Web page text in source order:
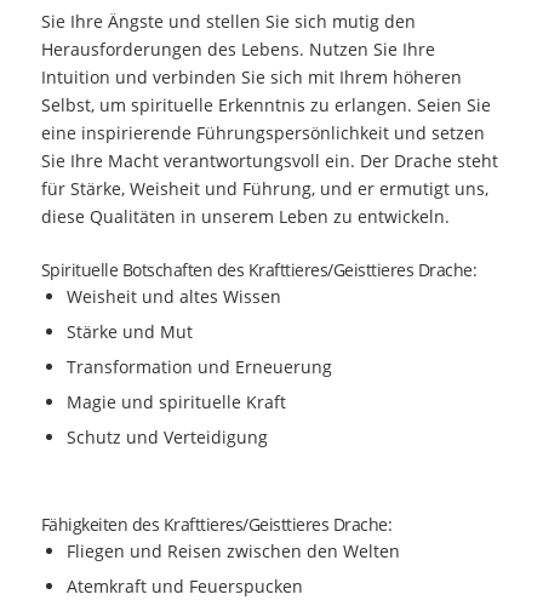
Sie Ihre Ängste und stellen Sie sich mutig den
Herausforderungen des Lebens. Nutzen Sie Ihre
Intuition und verbinden Sie sich mit Ihrem höheren
Selbst, um spirituelle Erkenntnis zu erlangen. Seien Sie
eine inspirierende Führungspersönlichkeit und setzen
Sie Ihre Macht verantwortungsvoll ein. Der Drache steht
für Stärke, Weisheit und Führung, und er ermutigt uns,
diese Qualitäten in unserem Leben zu entwickeln.
Spirituelle Botschaften des Krafttieres/Geisttieres Drache:
Weisheit und altes Wissen
Stärke und Mut
Transformation und Erneuerung
Magie und spirituelle Kraft
Schutz und Verteidigung
Fähigkeiten des Krafttieres/Geisttieres Drache:
Fliegen und Reisen zwischen den Welten
Atemkraft und Feuerspucken